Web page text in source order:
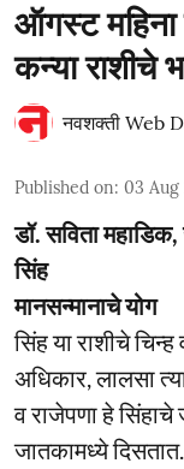
ऑगस्ट
कन्या राशीचे
नवशक्ती Web
Published on: 03 Aug
डॉ. सविता
सिंह
मानसन्मानाचे योग
सिंह या राशीचे
अधिकार, लालसा
व राजेपणा हे
जातकामध्ये